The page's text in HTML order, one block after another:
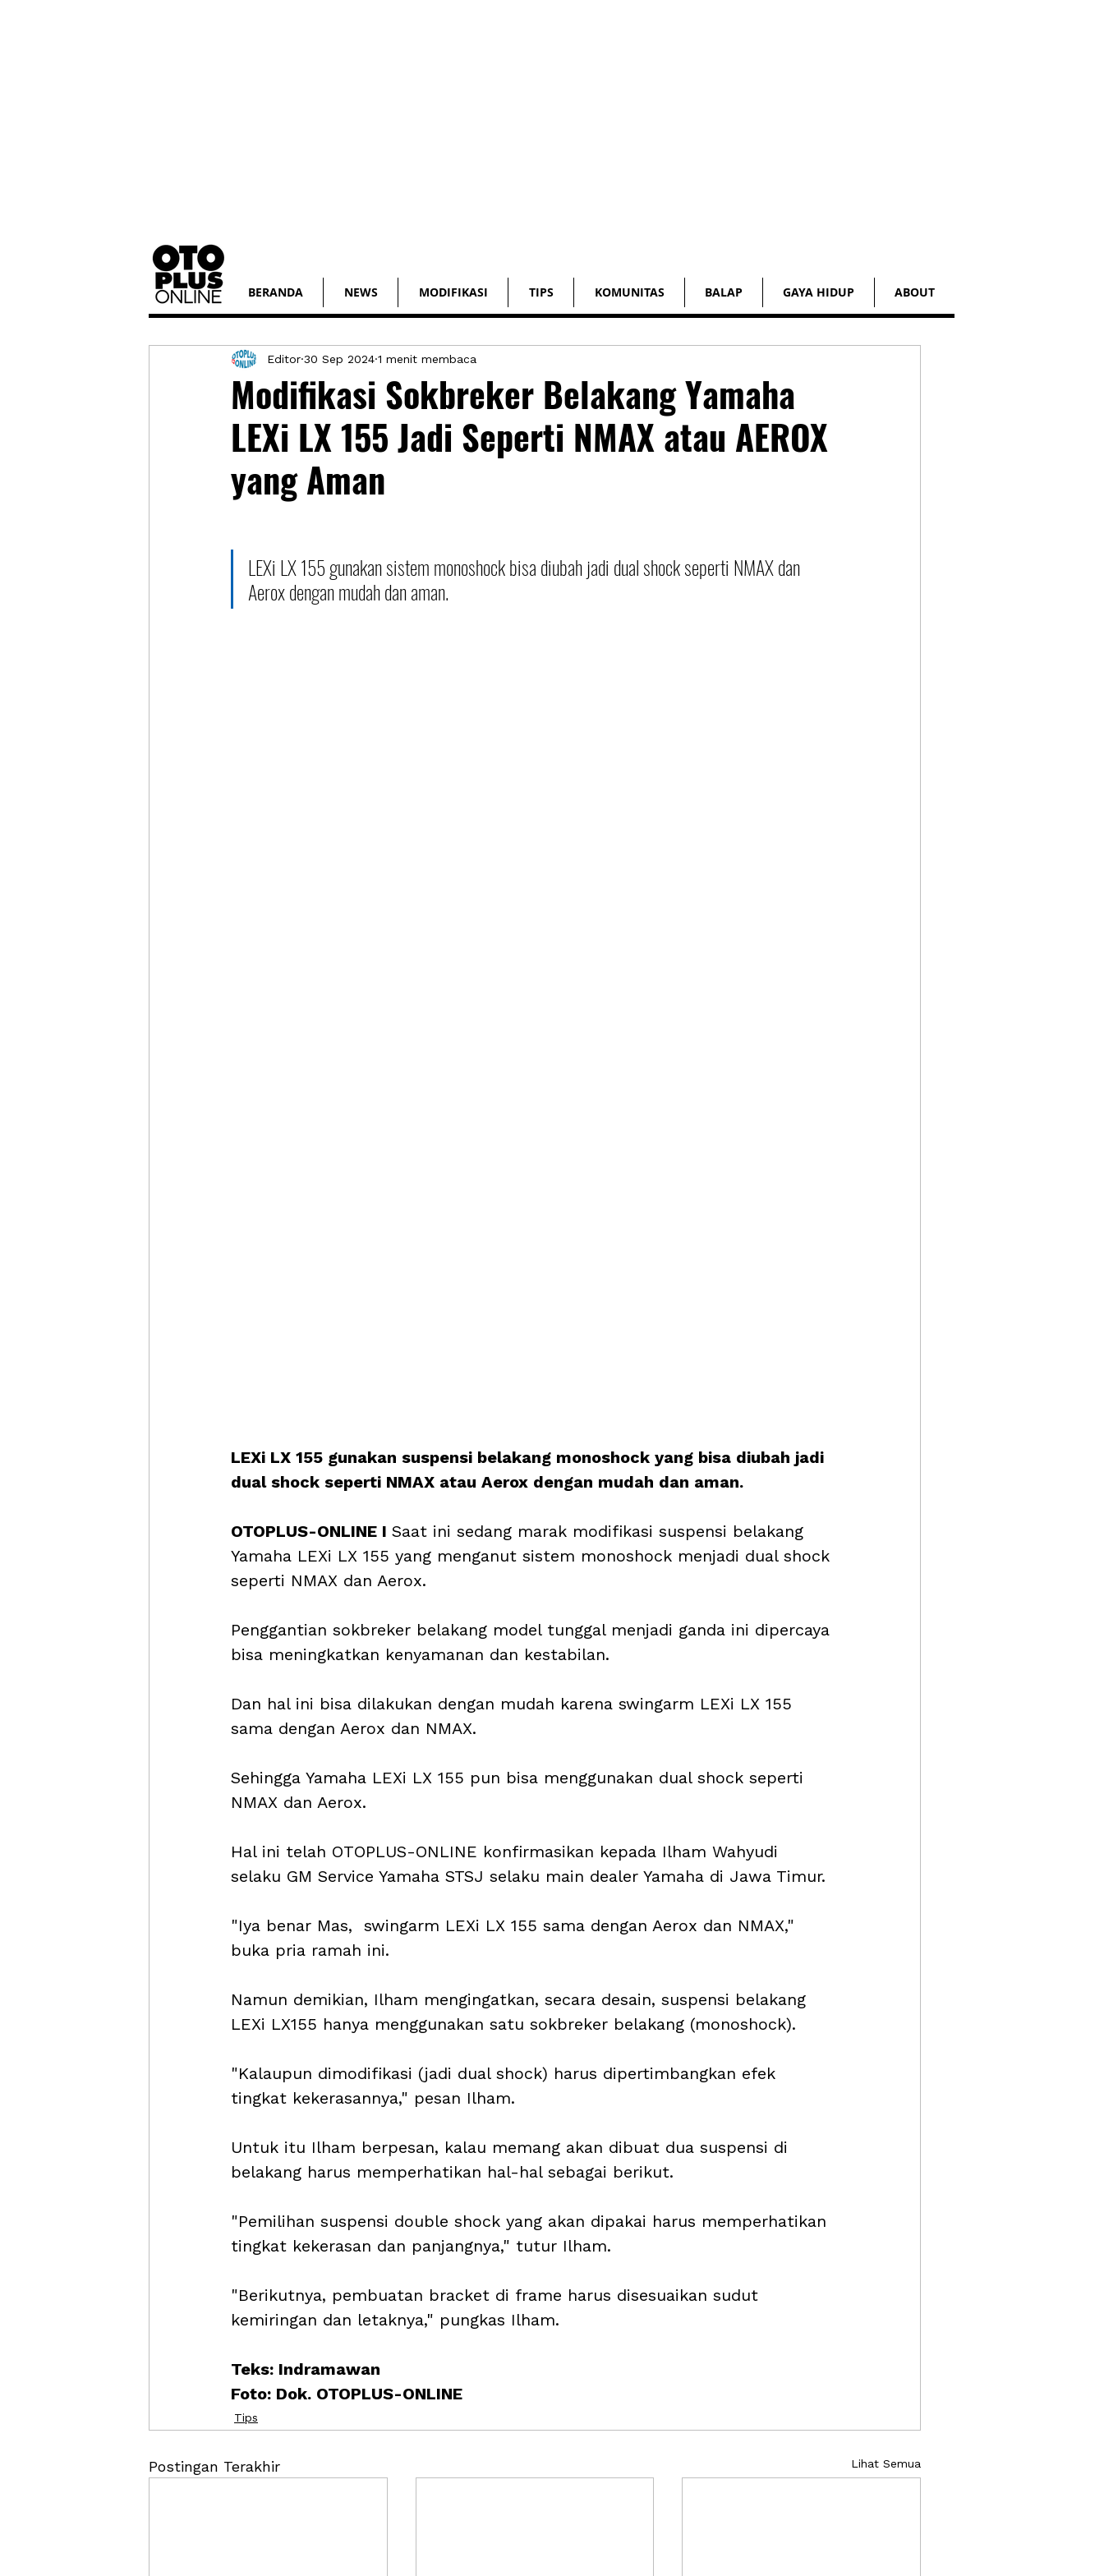
BERANDA NEWS MODIFIKASI TIPS KOMUNITAS BALAP GAYA HIDUP ABOUT
Modifikasi Sokbreker Belakang Yamaha
LEXi LX 155 Jadi Seperti NMAX atau AEROX
yang Aman
Editor 30 Sep 2024 1 menit membaca
LEXi LX 155 gunakan sistem monoshock bisa diubah jadi dual shock seperti NMAX dan
Aerox dengan mudah dan aman.
LEXi LX 155 gunakan suspensi belakang monoshock yang bisa diubah jadi
dual shock seperti NMAX atau Aerox dengan mudah dan aman.
OTOPLUS-ONLINE I Saat ini sedang marak modifikasi suspensi belakang
Yamaha LEXi LX 155 yang menganut sistem monoshock menjadi dual shock
seperti NMAX dan Aerox.
Penggantian sokbreker belakang model tunggal menjadi ganda ini dipercaya
bisa meningkatkan kenyamanan dan kestabilan.
Dan hal ini bisa dilakukan dengan mudah karena swingarm LEXi LX 155
sama dengan Aerox dan NMAX.
Sehingga Yamaha LEXi LX 155 pun bisa menggunakan dual shock seperti
NMAX dan Aerox.
Hal ini telah OTOPLUS-ONLINE konfirmasikan kepada Ilham Wahyudi
selaku GM Service Yamaha STSJ selaku main dealer Yamaha di Jawa Timur.
"Iya benar Mas,  swingarm LEXi LX 155 sama dengan Aerox dan NMAX,"
buka pria ramah ini.
Namun demikian, Ilham mengingatkan, secara desain, suspensi belakang
LEXi LX155 hanya menggunakan satu sokbreker belakang (monoshock).
"Kalaupun dimodifikasi (jadi dual shock) harus dipertimbangkan efek
tingkat kekerasannya," pesan Ilham.
Untuk itu Ilham berpesan, kalau memang akan dibuat dua suspensi di
belakang harus memperhatikan hal-hal sebagai berikut.
"Pemilihan suspensi double shock yang akan dipakai harus memperhatikan
tingkat kekerasan dan panjangnya," tutur Ilham.
"Berikutnya, pembuatan bracket di frame harus disesuaikan sudut
kemiringan dan letaknya," pungkas Ilham.
Teks: Indramawan
Foto: Dok. OTOPLUS-ONLINE
Tips
Postingan Terakhir Lihat Semua